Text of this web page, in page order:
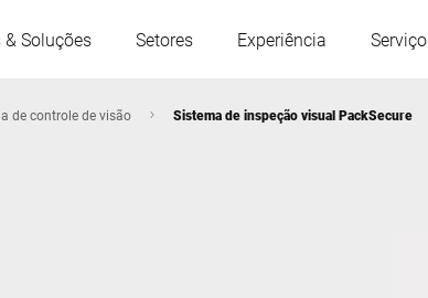
Soluções Setores Experiência Serviço
de controle de visão Sistema de inspeção visual PackSecure